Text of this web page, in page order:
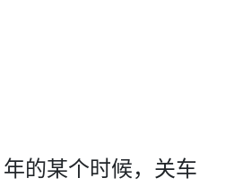
的某个时候，关车